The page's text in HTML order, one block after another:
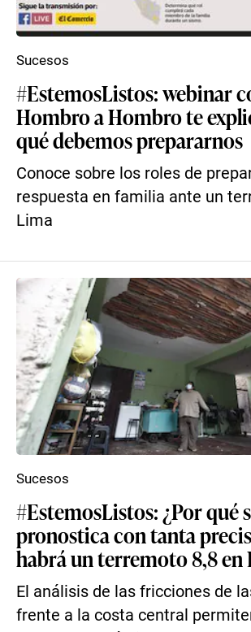
#EstemosListos: webinar
Hombro a Hombro te
qué debemos prepararnos
Conoce sobre los roles de
respuesta en familia ante un
Lima
Sucesos
#EstemosListos: ¿Por qué
pronostica con tanta
habrá un terremoto 8,8 en
El análisis de las fricciones de
frente a la costa central
Sucesos